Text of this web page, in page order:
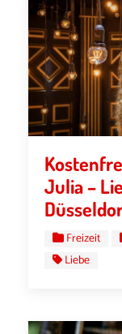
Julia –
Freizeit
Liebe